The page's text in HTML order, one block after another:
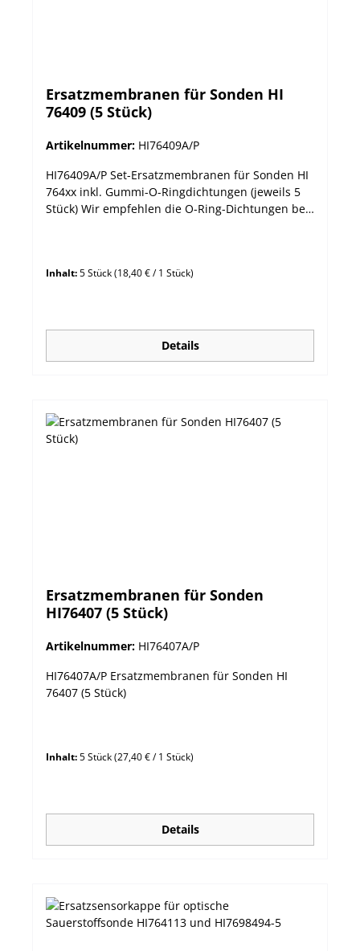
Ersatzmembranen für Sonden HI
76409 (5 Stück)
Artikelnummer: HI76409A/P
HI76409A/P Set-Ersatzmembranen für Sonden HI
764xx inkl. Gummi-O-Ringdichtungen (jeweils 5
Stück) Wir empfehlen die O-Ring-Dichtungen bei
Inhalt:5 Stück(18,40 € / 1 Stück)
Details
Ersatzmembranen für Sonden
HI76407 (5 Stück)
Artikelnummer: HI76407A/P
HI76407A/P Ersatzmembranen für Sonden HI
76407 (5 Stück)
Inhalt:5 Stück(27,40 € / 1 Stück)
Details